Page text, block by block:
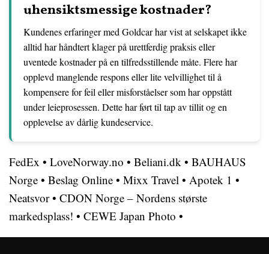
uhensiktsmessige kostnader?
Kundenes erfaringer med Goldcar har vist at selskapet ikke
alltid har håndtert klager på urettferdig praksis eller
uventede kostnader på en tilfredsstillende måte. Flere har
opplevd manglende respons eller lite velvillighet til å
kompensere for feil eller misforståelser som har oppstått
under leieprosessen. Dette har ført til tap av tillit og en
opplevelse av dårlig kundeservice.
FedEx • LoveNorway.no • Beliani.dk • BAUHAUS
Norge • Beslag Online • Mixx Travel • Apotek 1 •
Neatsvor• CDON Norge – Nordens største
markedsplass! • CEWE Japan Photo •